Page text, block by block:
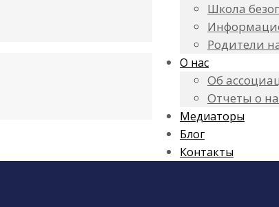
Школа
Родители
О нас
Об
Отчеты о
Медиаторы
Блог
Контакты